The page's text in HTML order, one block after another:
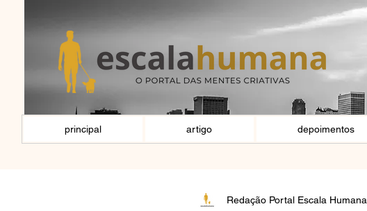
principal artigo depoimentos
Redação Portal Escala Humana